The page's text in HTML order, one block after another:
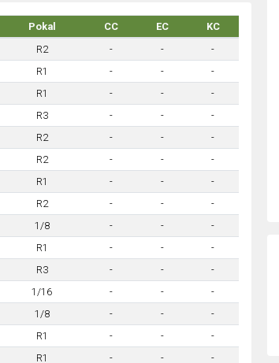
Pokal CC EC
KC
R2 - -
-
R1 - -
-
R1 - -
-
R3 - -
-
R2 - -
-
R2 - -
-
R1 - -
-
R2 - -
-
1/8 - -
-
R1 - -
-
R3 - -
-
1/16 - -
-
1/8 - -
-
R1 - -
-
R1 - -
-